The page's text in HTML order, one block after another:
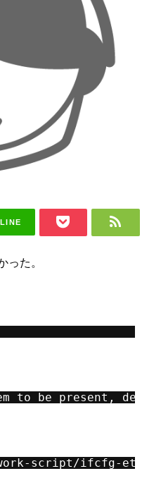
LINE
った。
to be present,
script/ifcfg-